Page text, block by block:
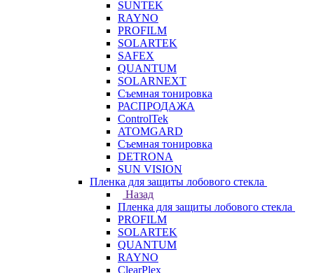
SUNTEK
RAYNO
PROFILM
SOLARTEK
SAFEX
QUANTUM
SOLARNEXT
Съемная тонировка
РАСПРОДАЖА
ControlTek
ATOMGARD
Съемная тонировка
DETRONA
SUN VISION
Пленка для защиты лобового стекла
Назад
Пленка для защиты лобового стекла
PROFILM
SOLARTEK
QUANTUM
RAYNO
ClearPlex